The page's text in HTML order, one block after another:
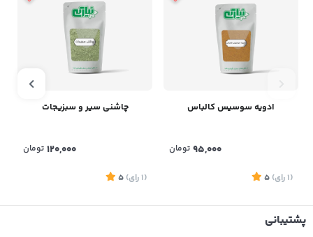
ادویه سوسیس کالباس
95,000 تومان
(1 رای)
5
چاشنی سیر و سبزیجات
120,000 تومان
(1 رای)
5
پشتیبانی